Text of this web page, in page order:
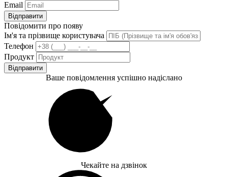
Email
Відправити
Повідомити про появу
Ім'я та прізвище користувача
Телефон
Продукт
Відправити
Ваше повідомлення успішно надіслано
Чекайте на дзвінок